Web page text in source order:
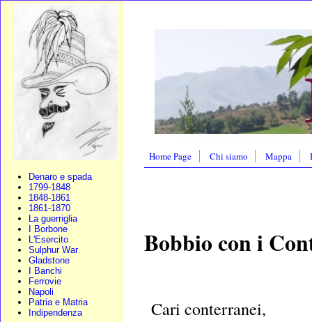
Denaro e spada
1799-1848
1848-1861
1861-1870
La guerriglia
I Borbone
L'Esercito
Sulphur War
Gladstone
I Banchi
Ferrovie
Napoli
Patria e Matria
Indipendenza
Home Page Chi siamo Mappa
Bobbio con i
Cari conterranei,